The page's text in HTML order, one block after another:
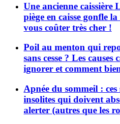
Une ancienne caissière
piège en caisse gonfle
vous coûter très cher !
Poil au menton qui
sans cesse ? Les causes
ignorer et comment
Apnée du sommeil :
insolites qui doivent
alerter (autres que les